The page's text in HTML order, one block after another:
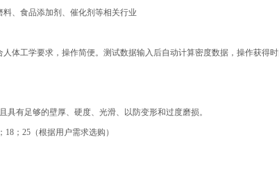
、食品添加剂、催化剂等相关行业
体工学要求，操作简便。测试数据输入后自动计算密度数据，操作获得
有足够的壁厚、硬度、光滑、以防变形和过度磨损。
18；25（根据用户需求选购 ）